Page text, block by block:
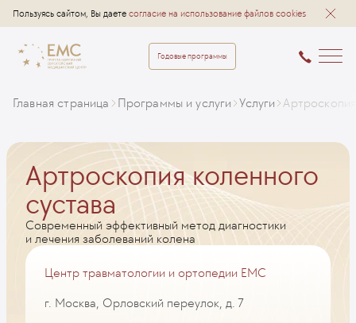
Пользуясь сайтом, Вы даете согласие на использование файлов cookies
Годовые программы
Главная страница Программы и услуги Услуги
Артроскопия коленного
сустава
Современный эффективный метод диагностики
и лечения заболеваний колена
Центр травматологии и ортопедии EMC
г. Москва, Орловский переулок, д. 7